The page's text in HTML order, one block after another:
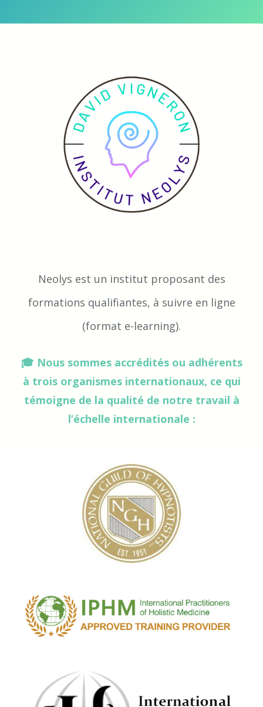
Neolys est un institut proposant des
formations qualifiantes, à suivre en ligne
(format e-learning).
🎓 Nous sommes accrédités ou adhérents
à trois organismes internationaux, ce qui
témoigne de la qualité de notre travail à
l’échelle internationale :